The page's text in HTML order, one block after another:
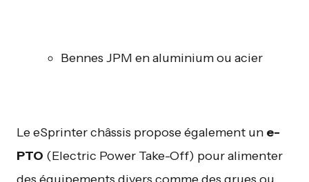
Bennes JPM en aluminium ou acier
Le eSprinter châssis propose également un e-
PTO (Electric Power Take-Off) pour alimenter